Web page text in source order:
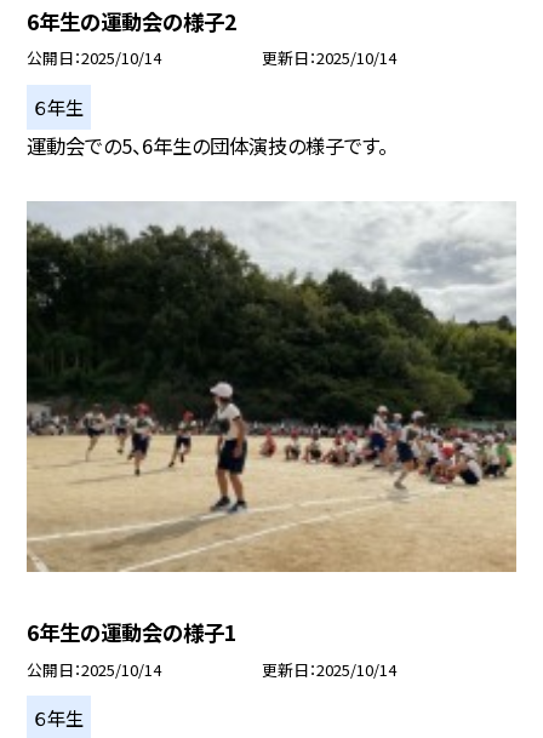
6年生の運動会の様子2
公開日 2025/10/14 更新日 2025/10/14
６年生
運動会での5、6年生の団体演技の様子です。
6年生の運動会の様子1
公開日 2025/10/14 更新日 2025/10/14
６年生